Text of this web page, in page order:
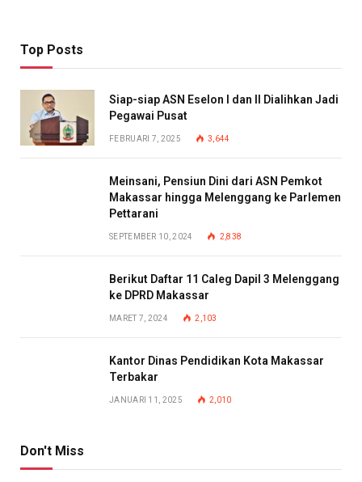
Top Posts
Siap-siap ASN Eselon I dan II Dialihkan Jadi
Pegawai Pusat
FEBRUARI 7, 2025 3,644
Meinsani, Pensiun Dini dari ASN Pemkot
Makassar hingga Melenggang ke Parlemen
Pettarani
SEPTEMBER 10, 2024 2,838
Berikut Daftar 11 Caleg Dapil 3 Melenggang
ke DPRD Makassar
MARET 7, 2024 2,103
Kantor Dinas Pendidikan Kota Makassar
Terbakar
JANUARI 11, 2025 2,010
Don't Miss